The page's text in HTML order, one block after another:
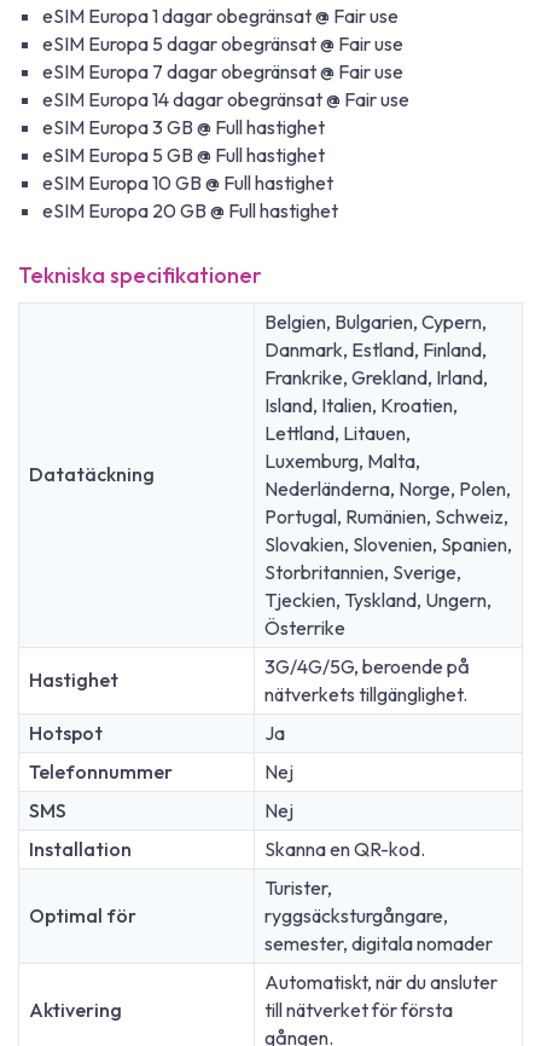
eSIM Europa 1 dagar obegränsat @ Fair use
eSIM Europa 5 dagar obegränsat @ Fair use
eSIM Europa 7 dagar obegränsat @ Fair use
eSIM Europa 14 dagar obegränsat @ Fair use
eSIM Europa 3 GB @ Full hastighet
eSIM Europa 5 GB @ Full hastighet
eSIM Europa 10 GB @ Full hastighet
eSIM Europa 20 GB @ Full hastighet
Tekniska specifikationer
Datatäckning
Belgien, Bulgarien, Cypern,
Danmark, Estland, Finland,
Frankrike, Grekland, Irland,
Island, Italien, Kroatien,
Lettland, Litauen,
Luxemburg, Malta,
Nederländerna, Norge, Polen,
Portugal, Rumänien, Schweiz,
Slovakien, Slovenien, Spanien,
Storbritannien, Sverige,
Tjeckien, Tyskland, Ungern,
Österrike
Hastighet
3G/4G/5G, beroende på
nätverkets tillgänglighet.
Hotspot
Ja
Telefonnummer
Nej
SMS
Nej
Installation
Skanna en QR-kod.
Optimal för
Turister,
ryggsäcksturgångare,
semester, digitala nomader
Aktivering
Automatiskt, när du ansluter
till nätverket för första
gången.